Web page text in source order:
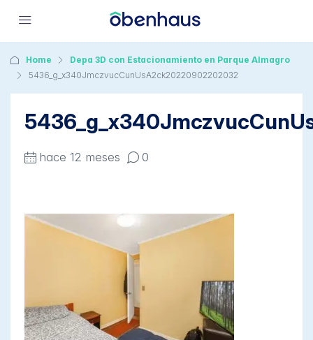
Home
Depa 3D con Estacionamiento en Parque Almagro
5436_g_x340JmczvucCunUsA2ck20220902202032
hace 12 meses 0